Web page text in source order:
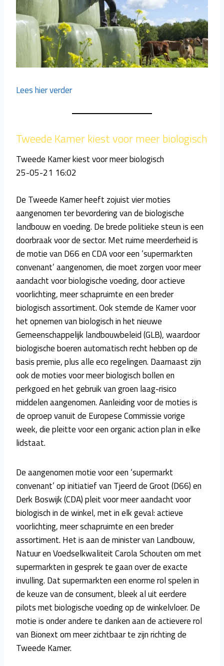
Lees hier verder
Tweede Kamer kiest voor meer biologisch
Tweede Kamer kiest voor meer biologisch
25-05-21 16:02
De Tweede Kamer heeft zojuist vier moties
aangenomen ter bevordering van de biologische
landbouw en voeding. De brede politieke steun is een
doorbraak voor de sector. Met ruime meerderheid is
de motie van D66 en CDA voor een ‘supermarkten
convenant’ aangenomen, die moet zorgen voor meer
aandacht voor biologische voeding, door actieve
voorlichting, meer schapruimte en een breder
biologisch assortiment. Ook stemde de Kamer voor
het opnemen van biologisch in het nieuwe
Gemeenschappelijk landbouwbeleid (GLB), waardoor
biologische boeren automatisch recht hebben op de
basis premie, plus alle eco regelingen. Daarnaast zijn
ook de moties voor meer biologisch bollen en
perkgoed en het gebruik van groen laag-risico
middelen aangenomen. Aanleiding voor de moties is
de oproep vanuit de Europese Commissie vorige
week, die pleitte voor een organic action plan in elke
lidstaat.
De aangenomen motie voor een ‘supermarkt
convenant’ op initiatief van Tjeerd de Groot (D66) en
Derk Boswijk (CDA) pleit voor meer aandacht voor
biologisch in de winkel, met in elk geval: actieve
voorlichting, meer schapruimte en een breder
assortiment. Het is aan de minister van Landbouw,
Natuur en Voedselkwaliteit Carola Schouten om met
supermarkten in gesprek te gaan over de exacte
invulling. Dat supermarkten een enorme rol spelen in
de keuze van de consument, bleek al uit eerdere
pilots met biologische voeding op de winkelvloer. De
motie is onder andere te danken aan de actievere rol
van Bionext om meer zichtbaar te zijn richting de
Tweede Kamer.